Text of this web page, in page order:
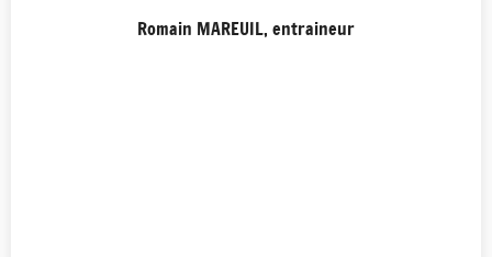
Romain MAREUIL, entraineur